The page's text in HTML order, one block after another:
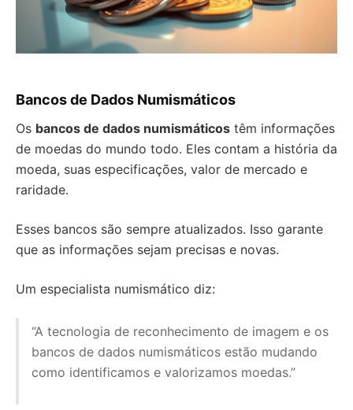
Bancos de Dados Numismáticos
Os bancos de dados numismáticos têm informações
de moedas do mundo todo. Eles contam a história da
moeda, suas especificações, valor de mercado e
raridade.
Esses bancos são sempre atualizados. Isso garante
que as informações sejam precisas e novas.
Um especialista numismático diz:
“A tecnologia de reconhecimento de imagem e os
bancos de dados numismáticos estão mudando
como identificamos e valorizamos moedas.”